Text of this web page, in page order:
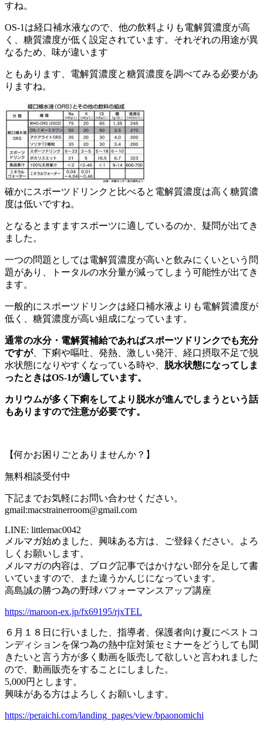
すね。
OS-1は経口補水液なので、他の飲料よりも電解質濃度が高
く、糖質濃度が低く設定されています。それぞれの用途が異
なるため、味が違います
ともあります、電解質濃度と糖質濃度を調べてみる必要があ
りますね。
確かにスポーツドリンクと比べると電解質濃度は高く糖質濃
度は低いですね。
となるとますますスポーツに適しているのか、疑問が出てき
ました。
一つの問題としては電解質濃度が高いと飲みにくいという問
題があり、トータルの水分量が減ってしまう可能性が出てき
ます。
一般的にスポーツドリンクは経口補水液よりも電解質濃度が
低く、糖質濃度が高い組成になっています。
通常の水分・電解質補給であればスポーツドリンクでも充分
ですが、下痢や嘔吐、発熱、激しい発汗、経口摂取不足で脱
水状態になりやすくなっている時や、 脱水状態になってしま
ったときはOS-1が適しています。
カリウムが多く下痢をしてより脱水が進んでしまうという話
もありますので注意が必要です。
【何かお困りごとありませんか？】
無料相談受付中
下記までお気軽にお問い合わせください。
gmail:macstrainerroom@gmail.com
LINE: littlemac0042
メルマガ始めました、興味ある方は、ご登録ください。よろ
しくお願いします。
メルマガの内容は、ブログ記事ではかけない部分を足して書
いていますので、また違うかんじになっています。
高島誠の勝つ為の野球パフォーマンスアップ講座
https://maroon-ex.jp/fx69195/rjxTEL
６月１８日に行いました、指導者、保護者向け夏にベストコ
ンディションを保つ為の熱中症対策セミナーをどうしても聞
きたいと言う方が多く動画を販売して欲しいと言われました
ので、動画販売をすることにしました。
5,000円とします。
興味がある方はよろしくお願いします。
https://peraichi.com/landing_pages/view/bpaonomichi